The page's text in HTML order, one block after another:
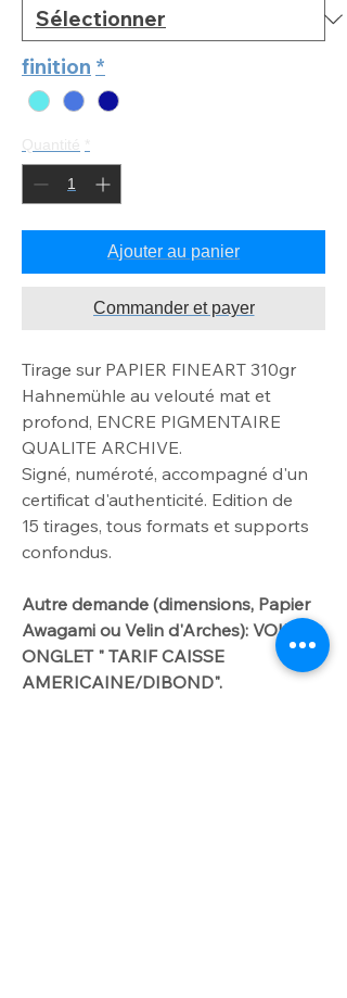
finition *
Ajouter au panier
Commander et payer
Tirage sur PAPIER FINEART 310gr
Hahnemühle au velouté mat et
profond, ENCRE PIGMENTAIRE
QUALITE ARCHIVE.
Signé, numéroté, accompagné d'un
certificat d'authenticité. Edition de
15 tirages, tous formats et supports
confondus.
Autre demande (dimensions, Papier
Awagami ou Velin d'Arches): VOIR
ONGLET " TARIF CAISSE
AMERICAINE/DIBOND".